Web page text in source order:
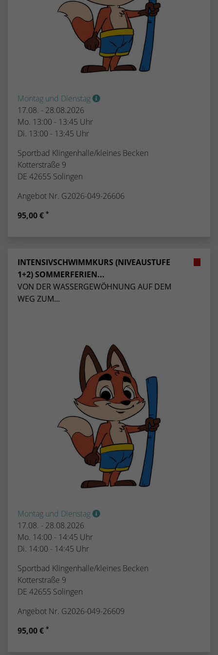
Montag und Dienstag
17.08. - 28.08.2026
Mo. 13:00 - 13:45 Uhr
Di. 13:00 - 13:45 Uhr
Sportbad Klingenhalle/kleines Becken
Kotterstraße 9
DE 42655 Solingen
Angebot Nr. G2026-049-26606
95,00 € *
INTENSIVSCHWIMMKURS (NIVEAUSTUFE
1+2) SOMMERFERIEN...
VON DER WASSERGEWÖHNUNG AUF DEM
WEG ZUM...
Montag und Dienstag
17.08. - 28.08.2026
Mo. 14:00 - 14:45 Uhr
Di. 14:00 - 14:45 Uhr
Sportbad Klingenhalle/kleines Becken
Kotterstraße 9
DE 42655 Solingen
Angebot Nr. G2026-049-26609
95,00 € *